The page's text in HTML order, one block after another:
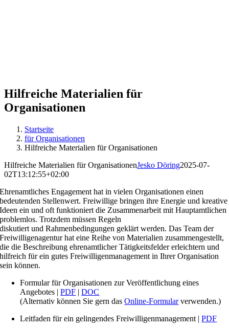
Hilfreiche Materialien für
Organisationen
Startseite
für Organisationen
Hilfreiche Materialien für Organisationen
Hilfreiche Materialien für OrganisationenJesko Döring2025-07-
02T13:12:55+02:00
Ehrenamtliches Engagement hat in vielen Organisationen einen
bedeutenden Stellenwert. Freiwillige bringen ihre Energie und kreative
Ideen ein und oft funktioniert die Zusammenarbeit mit Hauptamtlichen
problemlos. Trotzdem müssen Regeln
diskutiert und Rahmenbedingungen geklärt werden. Das Team der
Freiwilligenagentur hat eine Reihe von Materialien zusammengestellt,
die die Beschreibung ehrenamtlicher Tätigkeitsfelder erleichtern und
hilfreich für ein gutes Freiwilligenmanagement in Ihrer Organisation
sein können.
Formular für Organisationen zur Veröffentlichung eines
Angebotes |PDF |DOC
(Alternativ können Sie gern dasOnline-Formularverwenden.)
Leitfaden für ein gelingendes Freiwilligenmanagement |PDF